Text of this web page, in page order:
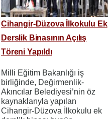
Cihangir-Düzova İlkokulu Ek
Derslik Binasının Açılış
Töreni Yapıldı
Milli Eğitim Bakanlığı iş
birliğinde, Değirmenlik-
Akıncılar Belediyesi’nin öz
kaynaklarıyla yapılan
Cihangir-Düzova İlkokulu ek